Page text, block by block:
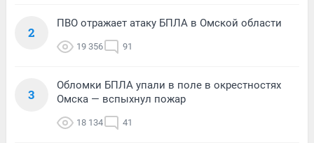
2
ПВО отражает атаку БПЛА в Омской области
19 356 91
3
Обломки БПЛА упали в поле в окрестностях
Омска — вспыхнул пожар
18 134 41